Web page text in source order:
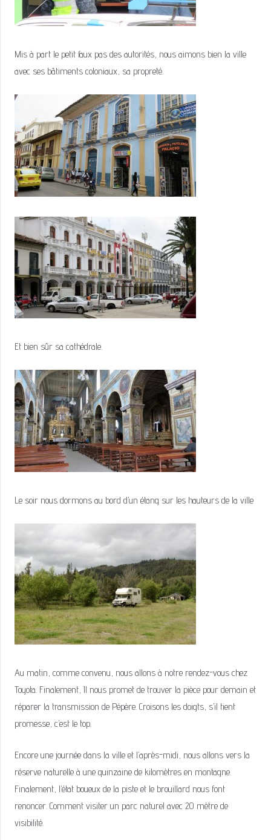
Mis à part le petit faux pas des autorités, nous aimons bien la ville
avec ses bâtiments coloniaux, sa propreté.
Et bien sûr sa cathédrale.
Le soir nous dormons au bord d’un étang sur les hauteurs de la ville
Au matin, comme convenu, nous allons à notre rendez-vous chez
Toyota. Finalement, Il nous promet de trouver la pièce pour demain et
réparer la transmission de Pépère. Croisons les doigts, s’il tient
promesse, c’est le top.
Encore une journée dans la ville et l’après-midi, nous allons vers la
réserve naturelle à une quinzaine de kilomètres en montagne.
Finalement, l’état boueux de la piste et le brouillard nous font
renoncer. Comment visiter un parc naturel avec 20 mètre de
visibilité.